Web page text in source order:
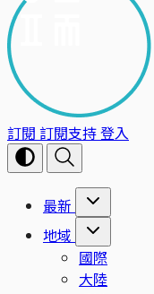
訂閱 訂閱支持登入
最新
地域
國際
大陸